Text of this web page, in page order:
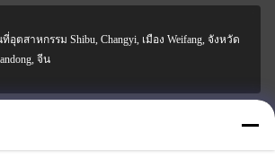
อุตสาหกรรม Shibu, Changyi, เมือง Weifang, จังหวัด
จีน